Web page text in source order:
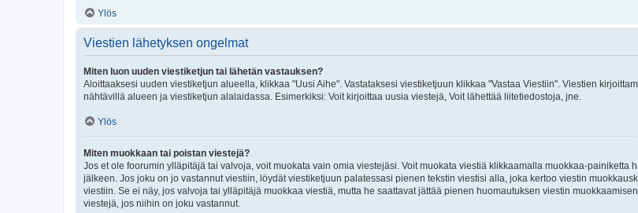
Ylös
Viestien lähetyksen ongelmat
Miten luon uuden viestiketjun tai lähetän vastauksen?
Aloittaaksesi uuden viestiketjun alueella, klikkaa "Uusi Aihe". Vastataksesi viestiketjuun klikkaa "Vastaa Viestiin". Viestien
nähtävillä alueen ja viestiketjun alalaidassa. Esimerkiksi: Voit kirjoittaa uusia viestejä, Voit lähettää liitetiedostoja, jne.
Ylös
Miten muokkaan tai poistan viestejä?
Jos et ole foorumin ylläpitäjä tai valvoja, voit muokata vain omia viestejäsi. Voit muokata viestiä klikkaamalla muokkaa-
jälkeen. Jos joku on jo vastannut viestiin, löydät viestiketjuun palatessasi pienen tekstin viestisi alla, joka kertoo viestin
viestiin. Se ei näy, jos valvoja tai ylläpitäjä muokkaa viestiä, mutta he saattavat jättää pienen huomautuksen viestin
viestejä, jos niihin on joku vastannut.